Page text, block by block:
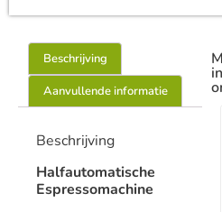
Beschrijving
Aanvullende informatie
Beschrijving
Halfautomatische
Espressomachine